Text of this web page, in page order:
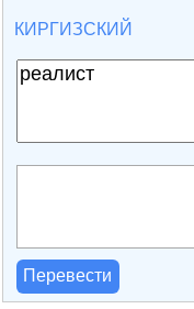
КИРГИЗСКИЙ
Перевести